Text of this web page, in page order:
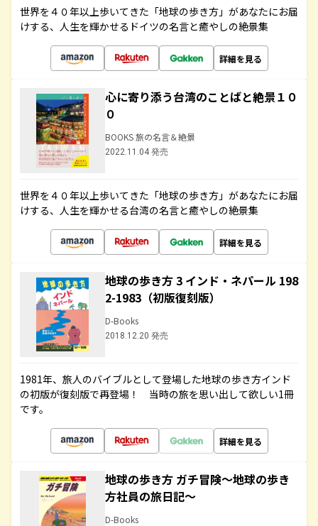
世界を４０年以上歩いてきた「地球の歩き方」があなたにお届
けする、人生を輝かせるドイツの名言と癒やしの絶景集
詳細を見る
心に寄り添う台湾のことばと絶景１０
０
BOOKS 旅の名言＆絶景
2022.11.04 発売
世界を４０年以上歩いてきた「地球の歩き方」があなたにお届
けする、人生を輝かせる台湾の名言と癒やしの絶景集
詳細を見る
地球の歩き方 3 インド・ネパール 198
2-1983（初版復刻版）
D-Books
2018.12.20 発売
1981年、旅人のバイブルとして登場した地球の歩き方インド
の初版が復刻版で再登場！ 当時の旅を思い出して欲しい1冊
です。
詳細を見る
地球の歩き方 ガチ冒険～地球の歩き
方社員の旅日記～
D-Books